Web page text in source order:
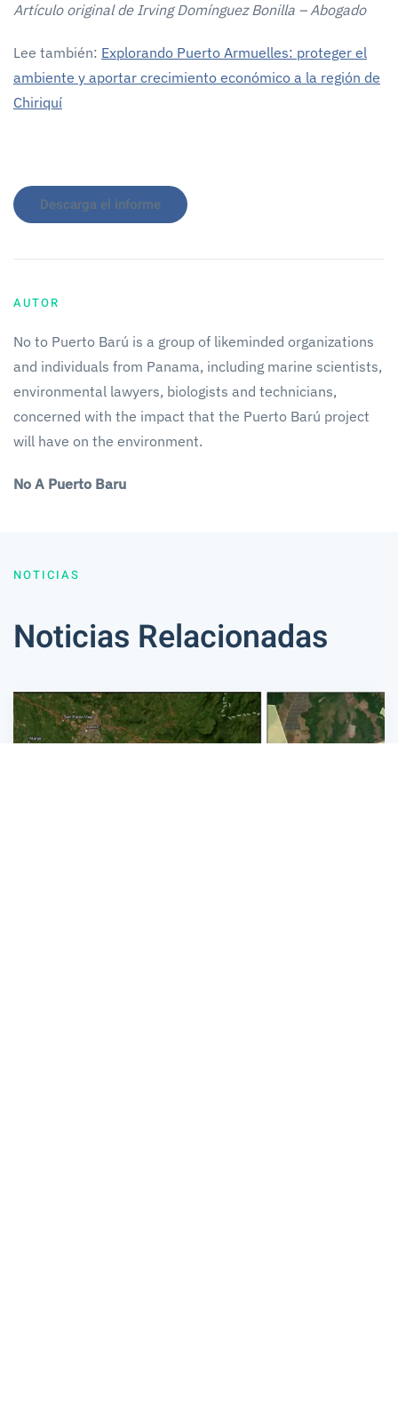
Artículo original de Irving Domínguez Bonilla – Abogado
Lee también: Explorando Puerto Armuelles: proteger el
ambiente y aportar crecimiento económico a la región de
Chiriquí
Descarga el informe
AUTOR
No to Puerto Barú is a group of likeminded organizations
and individuals from Panama, including marine scientists,
environmental lawyers, biologists and technicians,
concerned with the impact that the Puerto Barú project
will have on the environment.
No A Puerto Baru
NOTICIAS
Noticias Relacionadas